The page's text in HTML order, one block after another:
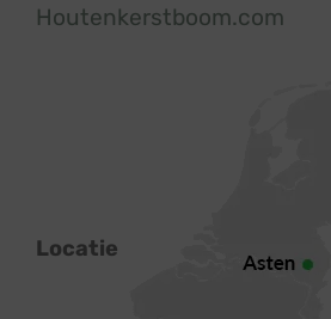
Houtenkerstboom.com
Locatie